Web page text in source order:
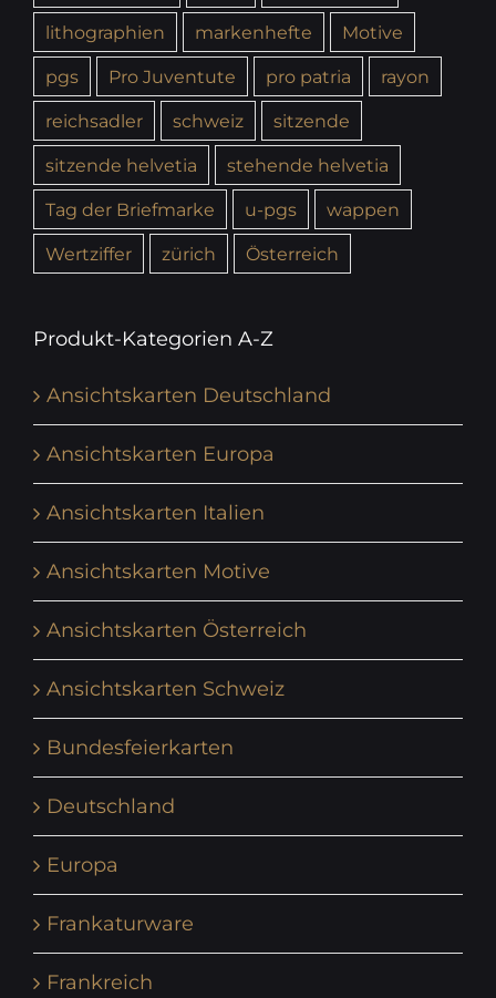
lithographien
markenhefte
Motive
pgs
Pro Juventute pro patria
rayon
reichsadler
schweiz
sitzende
sitzende helvetia
stehende helvetia
Tag der Briefmarke
u-pgs
wappen
Wertziffer
zürich Österreich
Produkt-Kategorien A-Z
Ansichtskarten Deutschland
Ansichtskarten Europa
Ansichtskarten Italien
Ansichtskarten Motive
Ansichtskarten Österreich
Ansichtskarten Schweiz
Bundesfeierkarten
Deutschland
Europa
Frankaturware
Frankreich